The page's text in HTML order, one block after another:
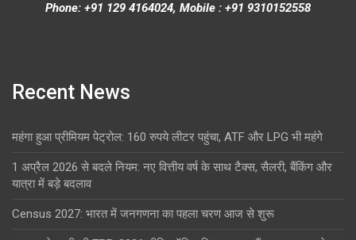
Phone: +91 129 4164024, Mobile : +91 9310152558
Recent News
महंगा हुआ प्रीमियम पेट्रोल: 160 रुपये लीटर पहुंचा, ATF और LPG भी महंगे
1 अप्रैल 2026 से बदले नियम: नए वित्तीय वर्ष के साथ टैक्स, सैलरी, बैंकिंग और
यात्रा में बड़े बदलाव
Census 2027: भारत में जनगणना का पहला चरण आज से शुरू